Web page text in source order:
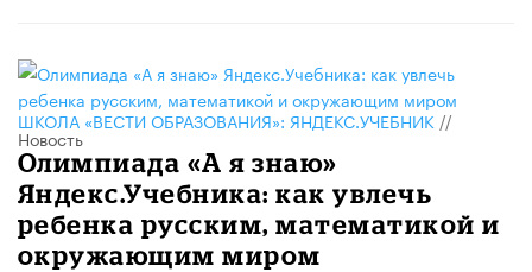
ШКОЛА «ВЕСТИ ОБРАЗОВАНИЯ»: ЯНДЕКС.УЧЕБНИК //
Новость
Олимпиада «А я знаю»
Яндекс.Учебника: как увлечь
ребенка русским, математикой и
окружающим миром